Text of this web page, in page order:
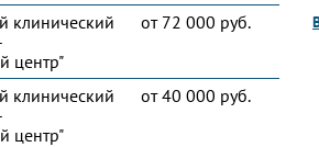
клинический
центр"
от 72 000 руб.
клинический
центр"
от 40 000 руб.